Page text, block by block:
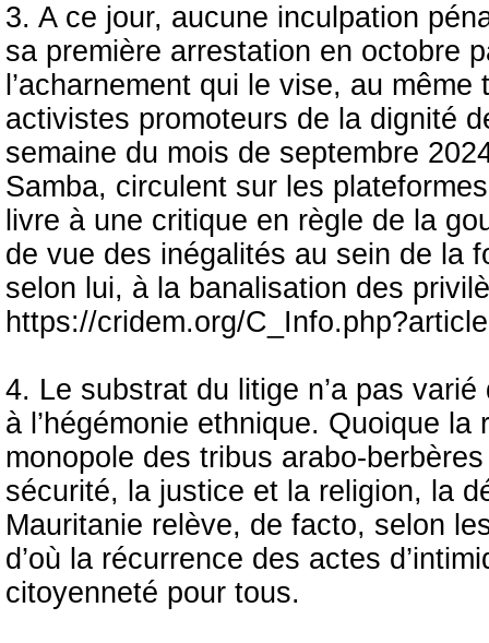
3. A ce jour, aucune inculpation
sa première arrestation en octobre
l’acharnement qui le vise, au
activistes promoteurs de la dignité
semaine du mois de septembre
Samba, circulent sur les
livre à une critique en règle de la
de vue des inégalités au sein de la
selon lui, à la banalisation des
https://cridem.org/
4. Le substrat du litige n’a pas
à l’hégémonie ethnique. Quoique
monopole des tribus arabo-
sécurité, la justice et la religion, la
Mauritanie relève, de facto, selon
d’où la récurrence des actes
citoyenneté pour tous.